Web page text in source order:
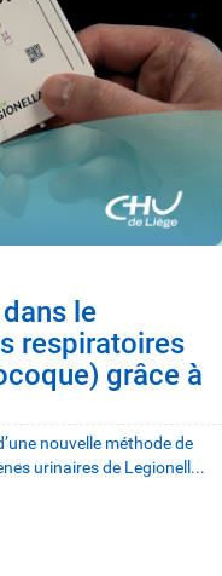
le
respiratoires
grâce à
nouvelle méthode de
urinaires de Legionell...